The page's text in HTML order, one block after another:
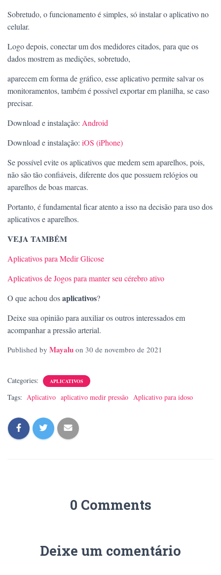
Sobretudo, o funcionamento é simples, só instalar o aplicativo no
celular.
Logo depois, conectar um dos medidores citados, para que os
dados mostrem as medições, sobretudo,
aparecem em forma de gráfico, esse aplicativo permite salvar os
monitoramentos, também é possível exportar em planilha, se caso
precisar.
Download e instalação: Android
Download e instalação: iOS (iPhone)
Se possível evite os aplicativos que medem sem aparelhos, pois,
não são tão confiáveis, diferente dos que possuem relógios ou
aparelhos de boas marcas.
Portanto, é fundamental ficar atento a isso na decisão para uso dos
aplicativos e aparelhos.
VEJA TAMBÉM
Aplicativos para Medir Glicose
Aplicativos de Jogos para manter seu cérebro ativo
O que achou dosaplicativos?
Deixe sua opinião para auxiliar os outros interessados em
acompanhar a pressão arterial.
Published by Mayalu on 30 de novembro de 2021
Categories: APLICATIVOS
Tags: Aplicativo aplicativo medir pressão Aplicativo para idoso
0 Comments
Deixe um comentário